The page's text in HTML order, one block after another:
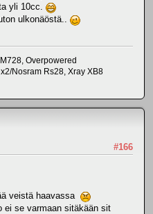
yli 10cc.
ulkonäöstä..
Overpowered
Nosram Rs28, Xray XB8
#166
veistä haavassa
ei se varmaan sitäkään sit